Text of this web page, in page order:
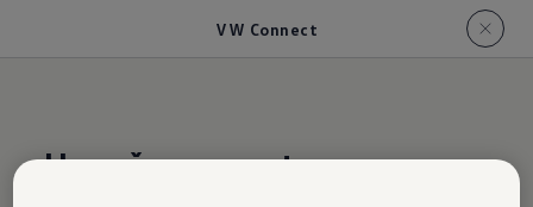
VW Connect
Umrežen sa svetom